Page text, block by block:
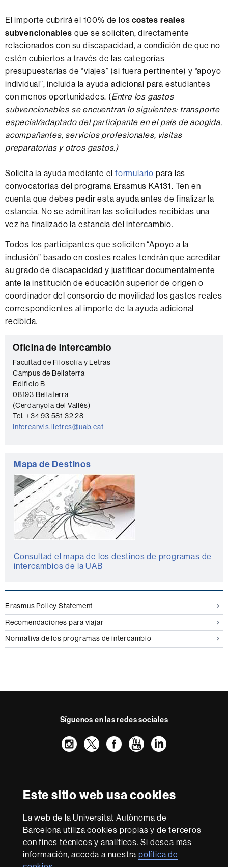
Este sitio web usa cookies
La web de la Universitat Autònoma de
Barcelona utiliza cookies propias y de terceros
con fines técnicos y analíticos. Si desea más
información, acceda a nuestrapolítica de
El importe cubrirá el 100% de loscostes reales
subvencionables que se soliciten, directamente
relacionados con su discapacidad, a condición de que no
estén cubiertos a través de las categorías
presupuestarias de “viajes” (si fuera pertinente) y “apoyo
individual”, incluida la ayuda adicional para estudiantes
con menos oportunidades. (Entre los gastos
subvencionables se encuentran lo siguientes: transporte
especial/adaptado del participante en el país de acogida,
acompañantes, servicios profesionales, visitas
preparatorias y otros gastos.)
Solicita la ayuda mediante elformulario para las
convocatorias del programa Erasmus KA131. Ten en
cuenta que debes pedir esta ayuda antes de finalizar la
estancia. No se admitiran las solicitudes recibidas una
vez ha finalizado la estancia del intercambio.
Todos los participantes que soliciten “Apoyo a la
inclusión” basado en costes reales tendrán que acreditar
su grado de discapacidad y justificar documentalmente
ante la institución de educación superior de origen o
coordinador del consorcio de movilidad los gastos reales
correspondientes al importe de la ayuda adicional
recibida.
Información
complementaria
C
o
n
t
a
c
Oficina de intercambio
Facultad de Filosofía y Letras
Campus de Bellaterra
Edificio B
08193 Bellaterra
(Cerdanyola del Vallès)
Tel. +34 93 581 32 28
intercanvis.lletres@uab.cat
Mapa de Destinos
Consultad el mapa de los destinos de programas de
intercambios de la UAB
Erasmus Policy Statement
Recomendaciones para viajar
Normativa de los programas de intercambio
Síguenos en las redes sociales
Instagram
TwitterFacebook
Youtube
LinkedIn
Excellence
Research
-
Euraxess
Con la financiación de